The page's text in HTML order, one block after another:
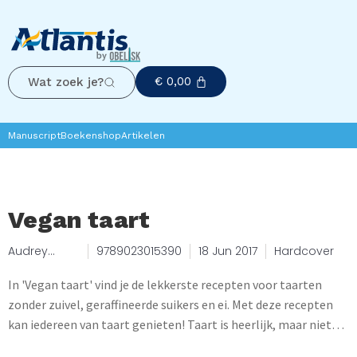
Wat zoek je? € 0,00
ManuscriptBoekenshopArtikelen
Vegan taart
Audrey
9789023015390 18 Jun 2017 Hardcover
In 'Vegan taart' vind je de lekkerste recepten voor taarten
zonder zuivel, geraffineerde suikers en ei. Met deze recepten
kan iedereen van taart genieten! Taart is heerlijk, maar niet